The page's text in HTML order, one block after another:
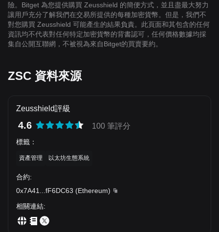
險。Bitget 為您提供購買 Zeusshield 的簡便方式，並且盡最大努力
讓用戶充分了解我們在交易所提供的每種加密貨幣。但是，我們不
對您購買 Zeusshield 可能產生的結果負責。此頁面和其包含的任何
資訊均不代表對任何特定加密貨幣的背書認可，任何價格數據均採
集自公開互聯網，不被視為來自Bitget的買賣要約。
ZSC 資料來源
Zeusshield評級
4.6 100 筆評分
標籤 ：
資產管理 以太坊生態系統
合約:
0x7A41
fF6DC63 (Ethereum)
相關連結: